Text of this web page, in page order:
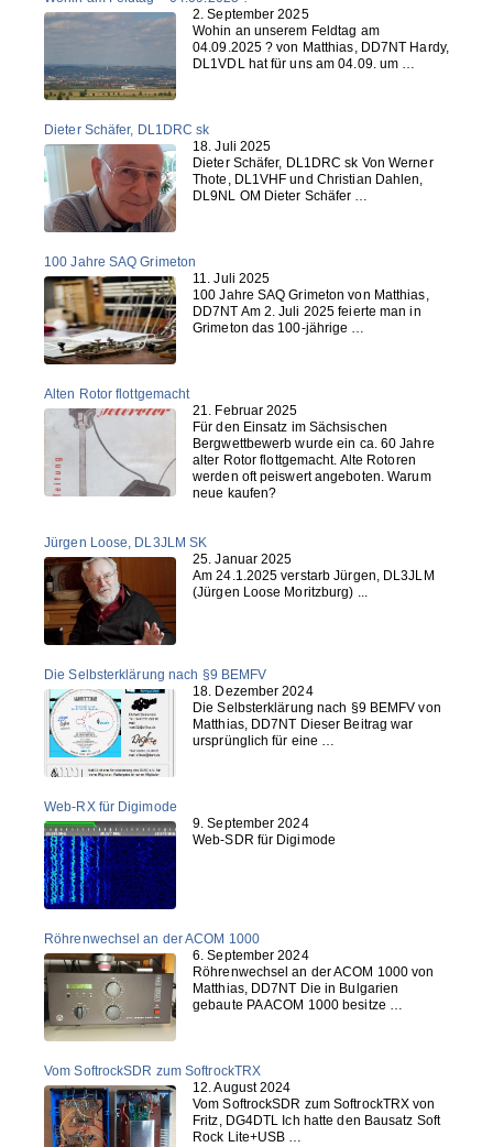
2. September 2025
Wohin an unserem Feldtag am
04.09.2025 ? von Matthias, DD7NT Hardy,
DL1VDL hat für uns am 04.09. um …
Dieter Schäfer, DL1DRC sk
18. Juli 2025
Dieter Schäfer, DL1DRC sk Von Werner
Thote, DL1VHF und Christian Dahlen,
DL9NL OM Dieter Schäfer …
100 Jahre SAQ Grimeton
11. Juli 2025
100 Jahre SAQ Grimeton von Matthias,
DD7NT Am 2. Juli 2025 feierte man in
Grimeton das 100-jährige …
Alten Rotor flottgemacht
21. Februar 2025
Für den Einsatz im Sächsischen
Bergwettbewerb wurde ein ca. 60 Jahre
alter Rotor flottgemacht. Alte Rotoren
werden oft peiswert angeboten. Warum
neue kaufen?
Jürgen Loose, DL3JLM SK
25. Januar 2025
Am 24.1.2025 verstarb Jürgen, DL3JLM
(Jürgen Loose Moritzburg) ...
Die Selbsterklärung nach §9 BEMFV
18. Dezember 2024
Die Selbsterklärung nach §9 BEMFV von
Matthias, DD7NT Dieser Beitrag war
ursprünglich für eine …
Web-RX für Digimode
9. September 2024
Web-SDR für Digimode
Röhrenwechsel an der ACOM 1000
6. September 2024
Röhrenwechsel an der ACOM 1000 von
Matthias, DD7NT Die in Bulgarien
gebaute PA ACOM 1000 besitze …
Vom SoftrockSDR zum SoftrockTRX
12. August 2024
Vom SoftrockSDR zum SoftrockTRX von
Fritz, DG4DTL Ich hatte den Bausatz Soft
Rock Lite+USB …